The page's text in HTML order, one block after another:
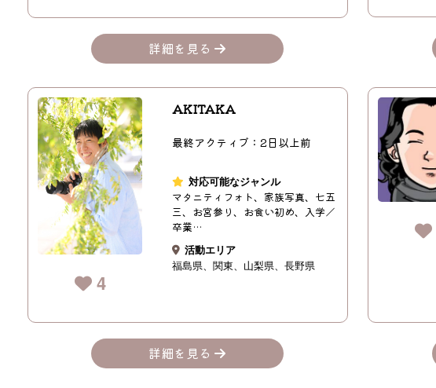
詳細を見る
4
AKITAKA
最終アクティブ：2日以上前
対応可能なジャンル
マタニティフォト、家族写真、七五
三、お宮参り、お食い初め、入学／
卒業…
活動エリア
福島県
関東 山梨県 長野県
詳細を見る